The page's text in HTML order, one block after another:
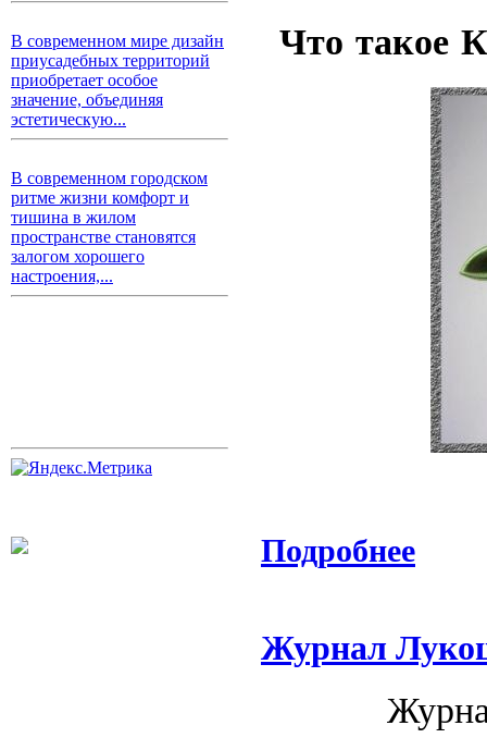
В современном мире дизайн
приусадебных территорий
приобретает особое
значение, объединяя
эстетическую...
В современном городском
ритме жизни комфорт и
тишина в жилом
пространстве становятся
залогом хорошего
настроения,...
Что такое
Подробнее
Журнал